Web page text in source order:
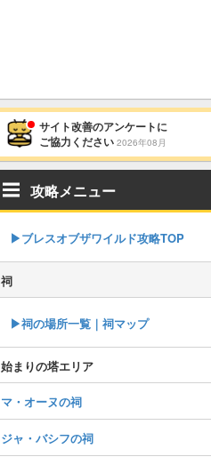
サイト改善のアンケートに
ご協力ください 2026年08月
攻略メニュー
▶︎ブレスオブザワイルド攻略TOP
祠
▶︎祠の場所一覧｜祠マップ
始まりの塔エリア
マ・オーヌの祠
ジャ・バシフの祠